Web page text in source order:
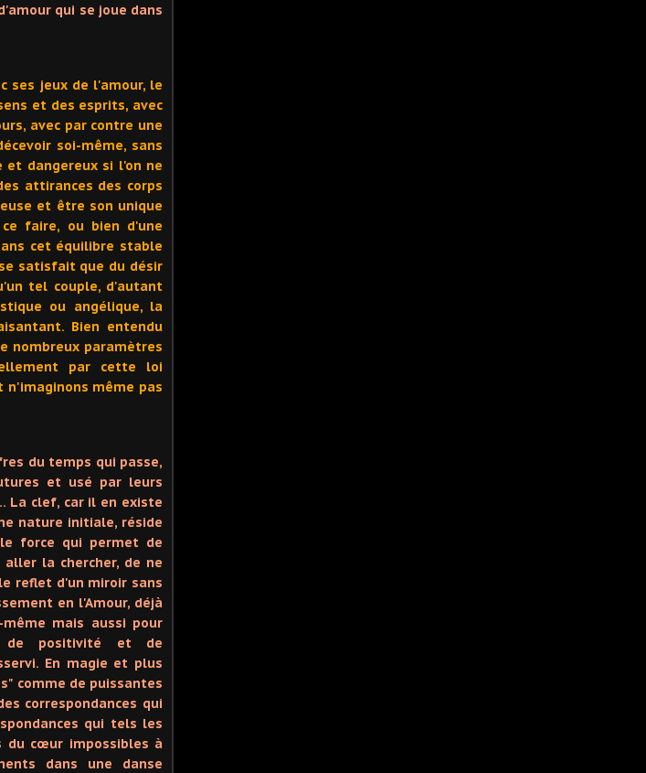
qui se joue dans
ses jeux de l'amour, le
et des esprits, avec
avec par contre une
soi-même, sans
et dangereux si l'on ne
attirances des corps
et être son unique
faire, ou bien d'une
cet équilibre stable
satisfait que du désir
tel couple, d'autant
ou angélique, la
Bien entendu
nombreux paramètres
par cette loi
même pas
du temps qui passe,
et usé par leurs
La clef, car il en existe
nature initiale, réside
force qui permet de
la chercher, de ne
reflet d'un miroir sans
en l'Amour, déjà
mais aussi pour
de positivité et de
En magie et plus
comme de puissantes
correspondances qui
qui tels les
cœur impossibles à
dans une danse